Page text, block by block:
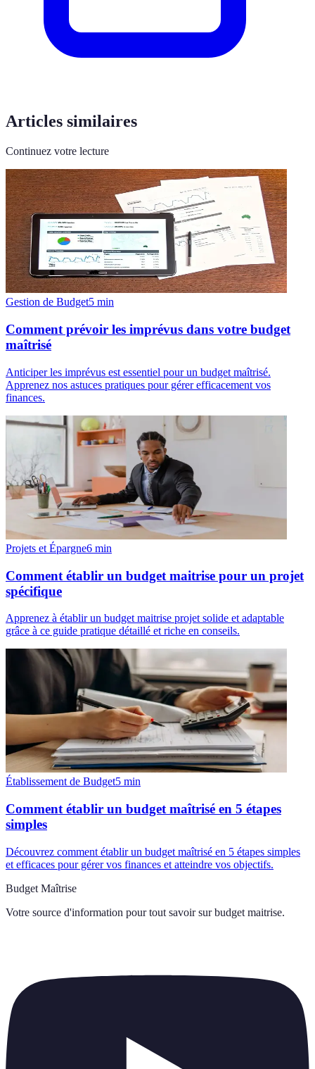
Articles similaires
Continuez votre lecture
Gestion de Budget5 min
Comment prévoir les imprévus dans votre budget
maîtrisé
Anticiper les imprévus est essentiel pour un budget maîtrisé.
Apprenez nos astuces pratiques pour gérer efficacement vos
finances.
Projets et Épargne6 min
Comment établir un budget maitrise pour un projet
spécifique
Apprenez à établir un budget maitrise projet solide et adaptable
grâce à ce guide pratique détaillé et riche en conseils.
Établissement de Budget5 min
Comment établir un budget maîtrisé en 5 étapes
simples
Découvrez comment établir un budget maîtrisé en 5 étapes simples
et efficaces pour gérer vos finances et atteindre vos objectifs.
Budget Maîtrise
Votre source d'information pour tout savoir sur budget maitrise.